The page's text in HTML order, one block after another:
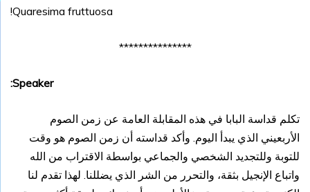
Quaresima fruttuosa!
***************
Speaker:
تكلم قداسة البابا في هذه المقابلة العامة عن زمن الصوم
الأربعيني الذي يبدأ اليوم. وأكد قداسته أن زمن الصوم هو وقت
للتوبة وللتجديد الشخصي والجماعي بواسطة الاقتراب من الله
واتباع الإنجيل بثقة، والتحرر من الشر الذي يضللنا. لهذا تقدم لنا